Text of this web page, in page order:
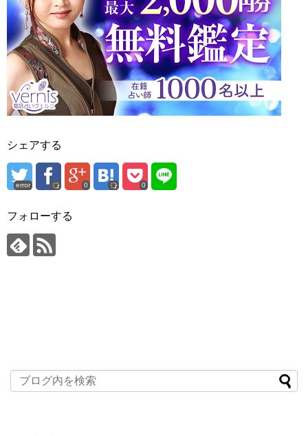
シェアする
error 0 0
フォローする